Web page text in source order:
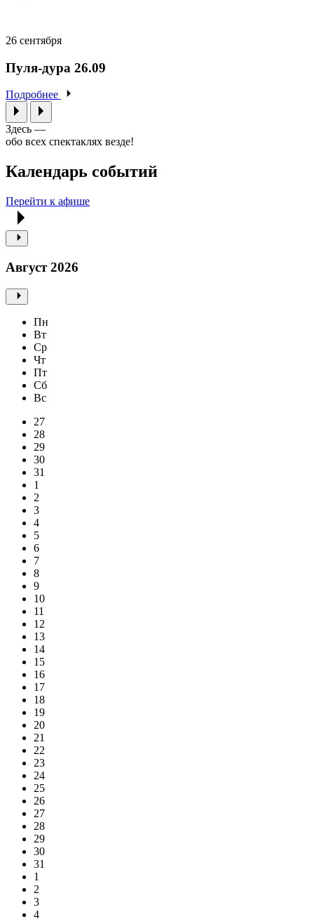
26 сентября
Пуля-дура 26.09
Подробнее
Здесь —
обо всех спектаклях везде!
Календарь событий
Перейти к афише
Август 2026
Пн
Вт
Ср
Чт
Пт
Сб
Вс
27
28
29
30
31
1
2
3
4
5
6
7
8
9
10
11
12
13
14
15
16
17
18
19
20
21
22
23
24
25
26
27
28
29
30
31
1
2
3
4